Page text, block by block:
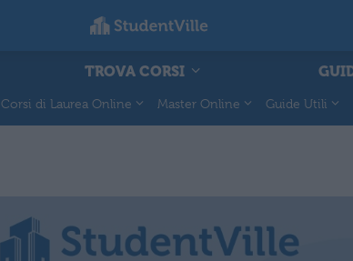
TROVA CORSI
Corsi di Laurea Online Master Online Guide Utili